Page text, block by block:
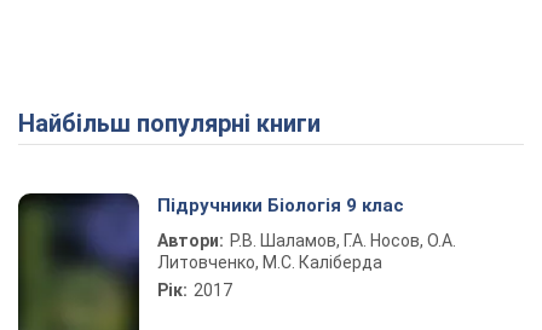
Найбільш популярні книги
Підручники Біологія 9 клас
Автори: Р.В. Шаламов, Г.А. Носов, О.А.
Литовченко, М.С. Каліберда
Рік: 2017